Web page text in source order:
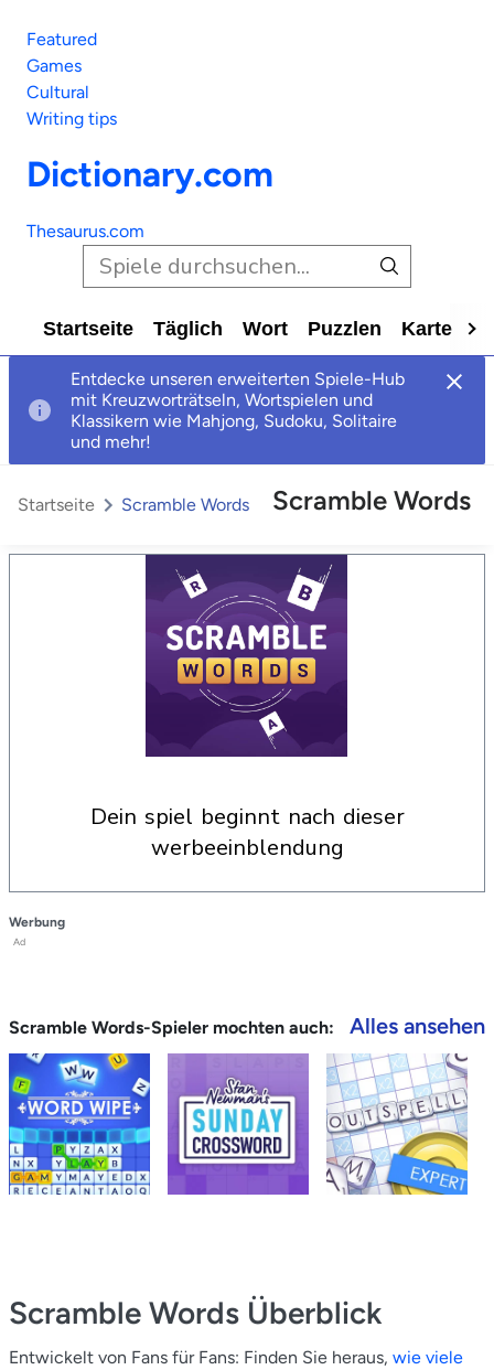
Featured
Games
Cultural
Writing tips
Dictionary.com
Thesaurus.com
Startseite Täglich Wort Puzzlen Karte
Entdecke unseren erweiterten Spiele-Hub
mit Kreuzworträtseln, Wortspielen und
Klassikern wie Mahjong, Sudoku, Solitaire
und mehr!
Scramble Words
Startseite Scramble Words
dein spiel beginnt nach dieser
werbeeinblendung
Werbung
Ad
Scramble Words-Spieler mochten auch: Alles ansehen
Scramble Words Überblick
Entwickelt von Fans für Fans: Finden Sie heraus, wie viele